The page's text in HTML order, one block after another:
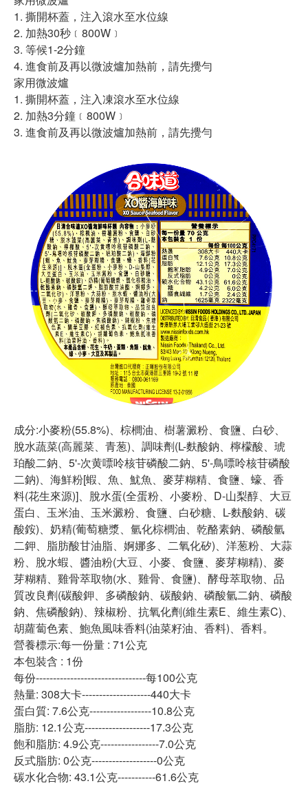
1. 撕開杯蓋，注入滾水至水位線
2. 加熱30秒﹝800W﹞
3. 等候1-2分鐘
4. 進食前及再以微波爐加熱前，請先攪勻
家用微波爐
1. 撕開杯蓋，注入凍滾水至水位線
2. 加熱3分鐘﹝800W﹞
3. 進食前及再以微波爐加熱前，請先攪勻
成分:小麥粉(55.8%)、棕櫚油、樹薯澱粉、食鹽、白砂、
脫水蔬菜(高麗菜、青葱)、調味劑(L-麩酸鈉、檸檬酸、琥
珀酸二鈉、5'-次黄嘌呤核苷磷酸二鈉、5'-鳥嘌呤核苷磷酸
二鈉)、海鮮粉[蝦、魚、魷魚、麥芽糊精、食鹽、蠔、香
料(花生來源)]、脫水蛋(全蛋粉、小麥粉、D-山梨醇、大豆
蛋白、玉米油、玉米澱粉、食鹽、白砂糖、L-麩酸鈉、碳
酸銨)、奶精(葡萄糖漿、氫化棕櫚油、乾酪素鈉、磷酸氫
二鉀、脂肪酸甘油脂、婀娜多、二氧化矽)、洋葱粉、大蒜
粉、脫水蝦、醬油粉(大豆、小麥、食鹽、麥芽糊精)、麥
芽糊精、雞骨萃取物(水、雞骨、食鹽)、酵母萃取物、品
質改良劑(碳酸鉀、多磷酸鈉、碳酸鈉、磷酸氫二鈉、磷酸
鈉、焦磷酸鈉)、辣椒粉、抗氧化劑(維生素E、維生素C)、
胡蘿蔔色素、鮑魚風味香料(油菜籽油、香料)、香料。
營養標示:每一份量 : 71公克
本包裝含 : 1份
每份--------------------------------每100公克
熱量: 308大卡--------------------440大卡
蛋白質: 7.6公克------------------10.8公克
脂肪: 12.1公克-------------------17.3公克
飽和脂肪: 4.9公克-----------------7.0公克
反式脂肪: 0公克-------------------0公克
碳水化合物: 43.1公克-----------61.6公克